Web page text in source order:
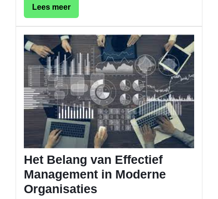
Lees meerLees
meer
Het
Belang
Het Belang van Effectief
Management in Moderne
Organisaties